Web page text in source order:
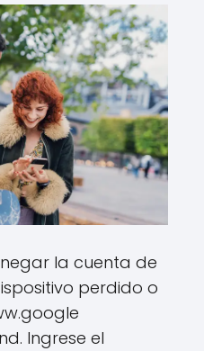
la cuenta de
perdido o
Ingrese el